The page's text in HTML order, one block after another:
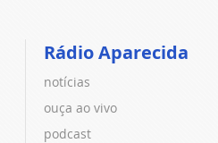
Rádio Aparecida
notícias
ouça ao vivo
podcast